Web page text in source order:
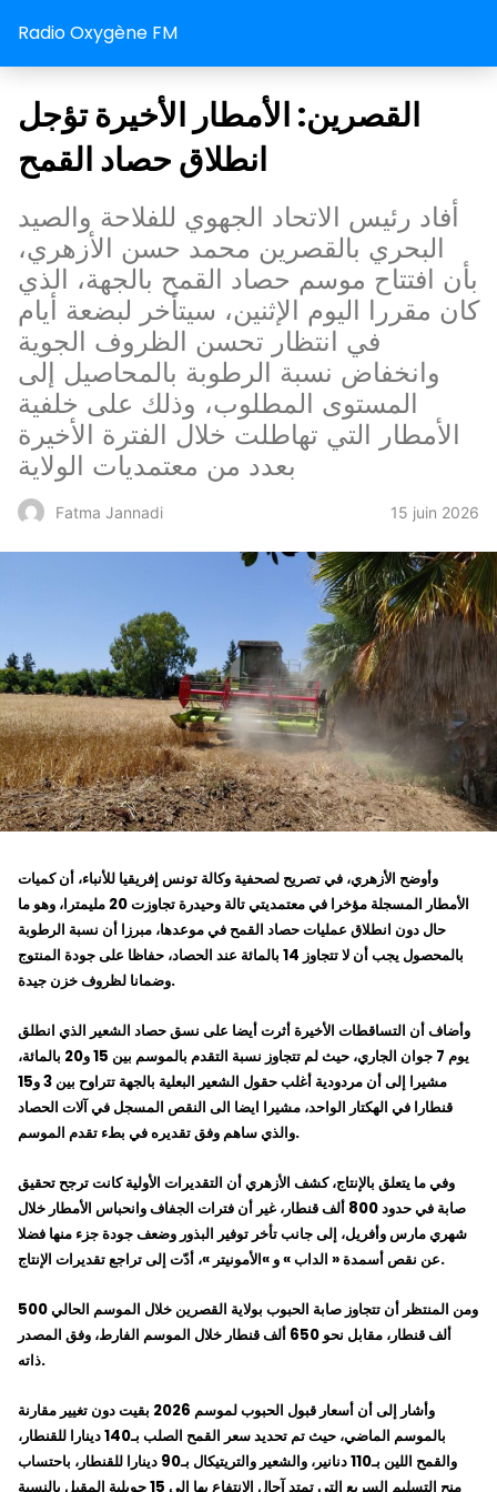
Radio Oxygène FM
القصرين: الأمطار الأخيرة تؤجل
انطلاق حصاد القمح
أفاد رئيس الاتحاد الجهوي للفلاحة والصيد
البحري بالقصرين محمد حسن الأزهري،
بأن افتتاح موسم حصاد القمح بالجهة، الذي
كان مقررا اليوم الإثنين، سيتأخر لبضعة أيام
في انتظار تحسن الظروف الجوية
وانخفاض نسبة الرطوبة بالمحاصيل إلى
المستوى المطلوب، وذلك على خلفية
الأمطار التي تهاطلت خلال الفترة الأخيرة
بعدد من معتمديات الولاية
Fatma Jannadi 15 juin 2026
وأوضح الأزهري، في تصريح لصحفية وكالة تونس إفريقيا للأنباء، أن كميات
الأمطار المسجلة مؤخرا في معتمديتي تالة وحيدرة تجاوزت 20 مليمترا، وهو ما
حال دون انطلاق عمليات حصاد القمح في موعدها، مبرزا أن نسبة الرطوبة
بالمحصول يجب أن لا تتجاوز 14 بالمائة عند الحصاد، حفاظا على جودة المنتوج
وضمانا لظروف خزن جيدة.
وأضاف أن التساقطات الأخيرة أثرت أيضا على نسق حصاد الشعير الذي انطلق
يوم 7 جوان الجاري، حيث لم تتجاوز نسبة التقدم بالموسم بين 15 و20 بالمائة،
مشيرا إلى أن مردودية أغلب حقول الشعير البعلية بالجهة تتراوح بين 3 و15
قنطارا في الهكتار الواحد، مشيرا ايضا الى النقص المسجل في آلات الحصاد
والذي ساهم وفق تقديره في بطء تقدم الموسم.
وفي ما يتعلق بالإنتاج، كشف الأزهري أن التقديرات الأولية كانت ترجح تحقيق
صابة في حدود 800 ألف قنطار، غير أن فترات الجفاف وانحباس الأمطار خلال
شهري مارس وأفريل، إلى جانب تأخر توفير البذور وضعف جودة جزء منها فضلا
عن نقص أسمدة « الداب » و »الأمونيتر »، أدّت إلى تراجع تقديرات الإنتاج.
ومن المنتظر أن تتجاوز صابة الحبوب بولاية القصرين خلال الموسم الحالي 500
ألف قنطار، مقابل نحو 650 ألف قنطار خلال الموسم الفارط، وفق المصدر
ذاته.
وأشار إلى أن أسعار قبول الحبوب لموسم 2026 بقيت دون تغيير مقارنة
بالموسم الماضي، حيث تم تحديد سعر القمح الصلب بـ140 دينارا للقنطار،
والقمح اللين بـ110 دنانير، والشعير والتريتيكال بـ90 دينارا للقنطار، باحتساب
منح التسليم السريع التي تمتد آجال الانتفاع بها إلى 15 جويلية المقبل بالنسبة